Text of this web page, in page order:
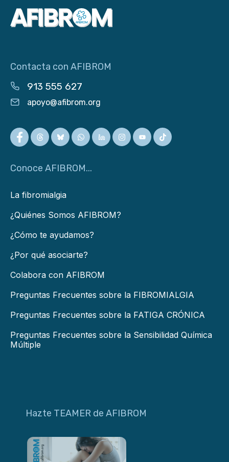
Contacta con AFIBROM
913 555 627
apoyo@afibrom.org
Conoce AFIBROM...
La fibromialgia
¿Quiénes Somos AFIBROM?
¿Cómo te ayudamos?
¿Por qué asociarte?
Colabora con AFIBROM
Preguntas Frecuentes sobre la FIBROMIALGIA
Preguntas Frecuentes sobre la FATIGA CRÓNICA
Preguntas Frecuentes sobre la Sensibilidad Química
Múltiple
Hazte TEAMER de AFIBROM